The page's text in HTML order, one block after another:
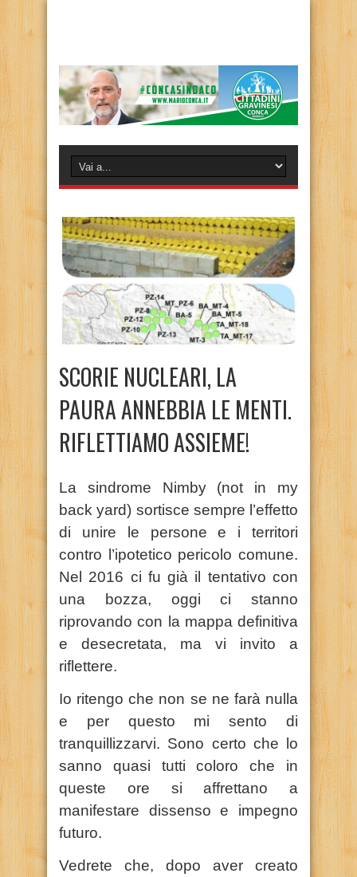
SCORIE NUCLEARI, LA
PAURA ANNEBBIA LE MENTI.
RIFLETTIAMO ASSIEME!
La sindrome Nimby (not in my
back yard) sortisce sempre l’effetto
di unire le persone e i territori
contro l’ipotetico pericolo comune.
Nel 2016 ci fu già il tentativo con
una bozza, oggi ci stanno
riprovando con la mappa definitiva
e desecretata, ma vi invito a
riflettere.
Io ritengo che non se ne farà nulla
e per questo mi sento di
tranquillizzarvi. Sono certo che lo
sanno quasi tutti coloro che in
queste ore si affrettano a
manifestare dissenso e impegno
futuro.
Vedrete che, dopo aver creato